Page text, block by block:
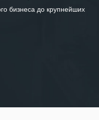
бизнеса до крупнейших